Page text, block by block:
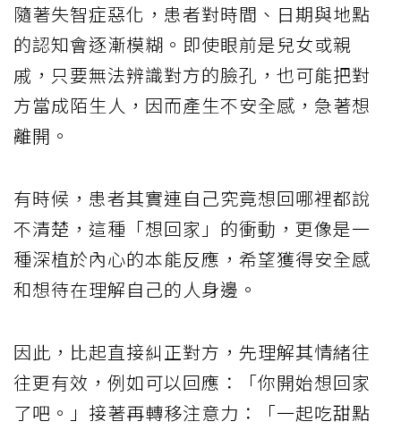
隨著失智症惡化，患者對時間、日期與地點
的認知會逐漸模糊。即使眼前是兒女或親
戚，只要無法辨識對方的臉孔，也可能把對
方當成陌生人，因而產生不安全感，急著想
離開。
有時候，患者其實連自己究竟想回哪裡都說
不清楚，這種「想回家」的衝動，更像是一
種深植於內心的本能反應，希望獲得安全感
和想待在理解自己的人身邊。
因此，比起直接糾正對方，先理解其情緒往
往更有效，例如可以回應：「你開始想回家
了吧。」接著再轉移注意力：「一起吃甜點